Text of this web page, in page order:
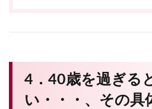
4．40歳を過ぎる
い・・・、その具